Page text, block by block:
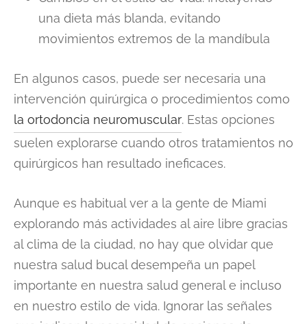
una dieta más blanda, evitando
movimientos extremos de la mandíbula
En algunos casos, puede ser necesaria una
intervención quirúrgica o procedimientos como
la ortodoncia neuromuscular. Estas opciones
suelen explorarse cuando otros tratamientos no
quirúrgicos han resultado ineficaces.
Aunque es habitual ver a la gente de Miami
explorando más actividades al aire libre gracias
al clima de la ciudad, no hay que olvidar que
nuestra salud bucal desempeña un papel
importante en nuestra salud general e incluso
en nuestro estilo de vida. Ignorar las señales